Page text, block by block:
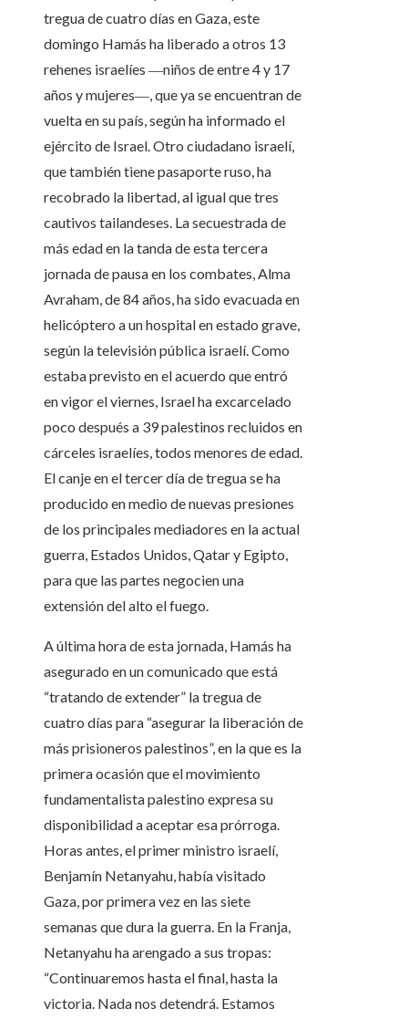
tregua de cuatro días en Gaza, este
domingo Hamás ha liberado a otros 13
rehenes israelíes ―niños de entre 4 y 17
años y mujeres―, que ya se encuentran de
vuelta en su país, según ha informado el
ejército de Israel. Otro ciudadano israelí,
que también tiene pasaporte ruso, ha
recobrado la libertad, al igual que tres
cautivos tailandeses. La secuestrada de
más edad en la tanda de esta tercera
jornada de pausa en los combates, Alma
Avraham, de 84 años, ha sido evacuada en
helicóptero a un hospital en estado grave,
según la televisión pública israelí. Como
estaba previsto en el acuerdo que entró
en vigor el viernes, Israel ha excarcelado
poco después a 39 palestinos recluidos en
cárceles israelíes, todos menores de edad.
El canje en el tercer día de tregua se ha
producido en medio de nuevas presiones
de los principales mediadores en la actual
guerra, Estados Unidos, Qatar y Egipto,
para que las partes negocien una
extensión del alto el fuego.
A última hora de esta jornada, Hamás ha
asegurado en un comunicado que está
“tratando de extender” la tregua de
cuatro días para “asegurar la liberación de
más prisioneros palestinos”, en la que es la
primera ocasión que el movimiento
fundamentalista palestino expresa su
disponibilidad a aceptar esa prórroga.
Horas antes, el primer ministro israelí,
Benjamín Netanyahu, había visitado
Gaza, por primera vez en las siete
semanas que dura la guerra. En la Franja,
Netanyahu ha arengado a sus tropas:
“Continuaremos hasta el final, hasta la
victoria. Nada nos detendrá. Estamos